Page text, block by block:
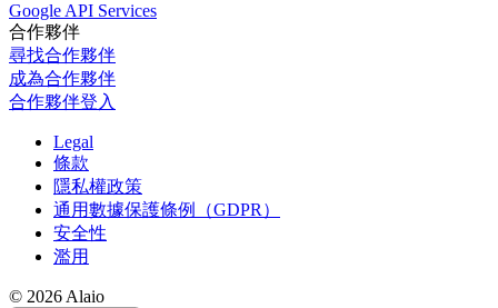
Google API Services
合作夥伴
尋找合作夥伴
成為合作夥伴
合作夥伴登入
Legal
條款
隱私權政策
通用數據保護條例（GDPR）
安全性
濫用
© 2026 Alaio